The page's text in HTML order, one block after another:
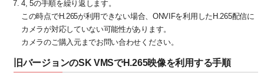
4, 5の手順を繰り返します。
この時点でH.265が利用できない場合、ONVIFを利用したH.265配信に
カメラが対応していない可能性があります。
カメラのご購入元までお問い合わせください。
旧バージョンのSK VMSでH.265映像を利用する手順